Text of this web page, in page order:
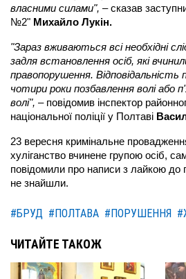
власними силами", – сказав
№2" Михайло Лукін.
"Зараз вживаються всі необхідні
задля встановлення осіб, які
правопорушення.
чотири роки позбавлення волі або
волі", – повідомив інспектор
національної поліції у Полтаві
23 вересня кримінальне
хуліганство вчинене групою осіб,
повідомили про написи з лайкою до
не знайшли.
#БРУД #ПОЛТАВА #ПОРУШЕННЯ
ЧИТАЙТЕ ТАКОЖ